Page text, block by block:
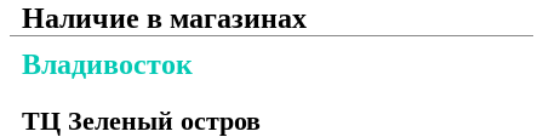
Наличие в магазинах
Владивосток
ТЦ Зеленый остров